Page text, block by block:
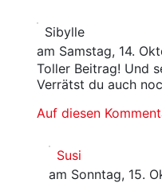
Sibylle
am Samstag, 14.
Toller Beitrag! Und
Verrätst du auch
Auf diesen
Susi
am Sonntag, 15.